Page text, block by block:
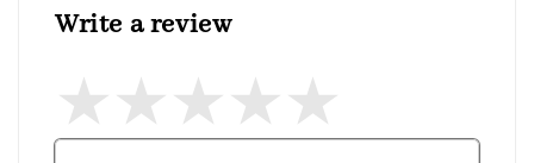
Write a review